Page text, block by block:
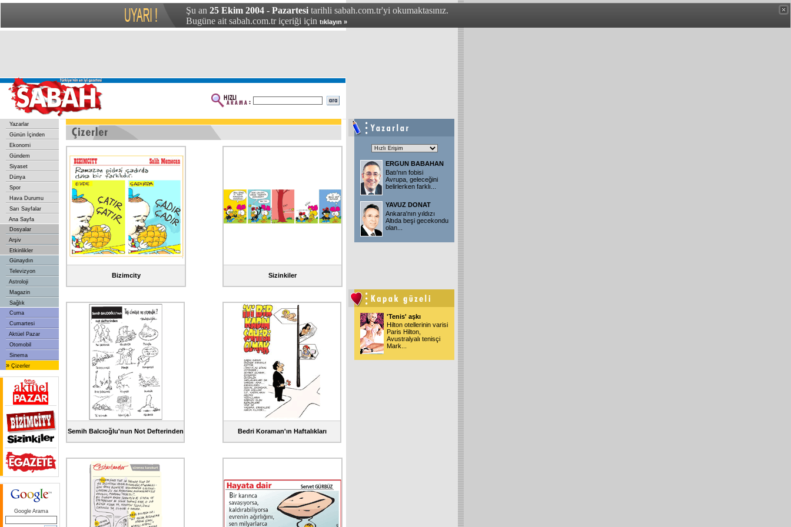
Şu an 25 Ekim 2004 - Pazartesi tarihli sabah.com.tr'yi okumaktasınız.
Bugüne ait sabah.com.tr içeriği için tıklayın »
Yazarlar
Günün İçinden
Ekonomi
Gündem
Siyaset
Dünya
Spor
Hava Durumu
Sarı Sayfalar
Ana Sayfa
Dosyalar
Arşiv
Etkinlikler
Günaydın
Televizyon
Astroloji
Magazin
Sağlık
Cuma
Cumartesi
Aktüel Pazar
Otomobil
Sinema
» Çizerler
Google Arama
Bizimcity Sizinkiler
Semih Balcıoğlu'nun Not Defterinden Bedri Koraman'ın Haftalıkları
ERGUN BABAHAN
Batı'nın fobisi
Avrupa, geleceğini
belirlerken farklı
YAVUZ DONAT
Ankara'nın yıldızı
Altıda beşi gecekondu
olan
'Tenis' aşkı
Hilton otellerinin varisi
Paris Hilton,
Avustralyalı tenisçi
Mark